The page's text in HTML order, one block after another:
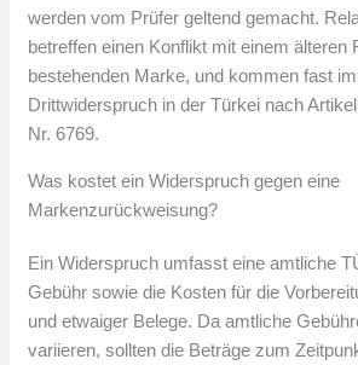
werden vom Prüfer geltend gemacht.
betreffen einen Konflikt mit einem älteren
bestehenden Marke, und kommen fast
Drittwiderspruch in der Türkei nach
Nr. 6769.
Was kostet ein Widerspruch gegen eine
Markenzurückweisung?
Ein Widerspruch umfasst eine amtliche
Gebühr sowie die Kosten für die
und etwaiger Belege. Da amtliche
variieren, sollten die Beträge zum